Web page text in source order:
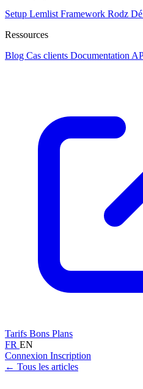
Setup Lemlist Framework Rodz
Ressources
Blog Cas clients Documentation
Tarifs Bons Plans
FR EN
Connexion Inscription
← Tous les articles